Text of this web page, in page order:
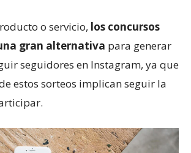
o servicio, los concursos
gran alternativa para generar
seguidores en Instagram, ya que
estos sorteos implican seguir la